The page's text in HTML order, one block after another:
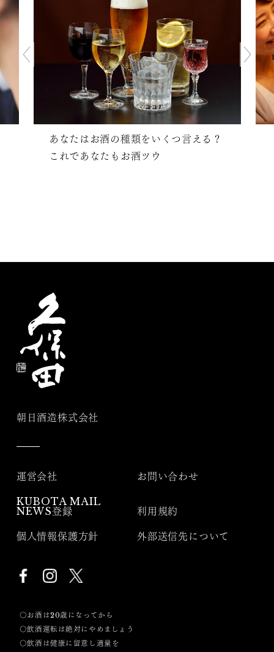
あなたはお酒の種類をいくつ言える？
これであなたもお酒ツウ
朝日酒造株式会社
運営会社 お問い合わせ
KUBOTA MAIL
NEWS登録
利用規約
個人情報保護方針 外部送信先について
〇お酒は20歳になってから
〇飲酒運転は絶対にやめましょう
〇飲酒は健康に留意し適量を